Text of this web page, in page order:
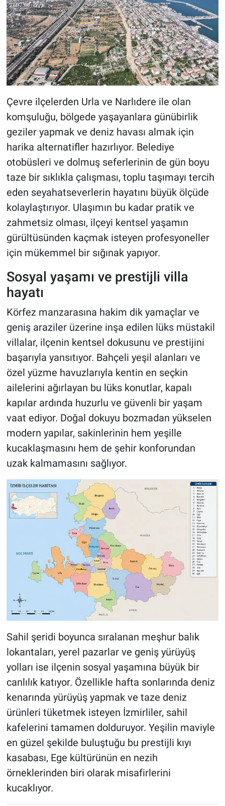
Çevre ilçelerden Urla ve Narlıdere ile olan
komşuluğu, bölgede yaşayanlara günübirlik
geziler yapmak ve deniz havası almak için
harika alternatifler hazırlıyor. Belediye
otobüsleri ve dolmuş seferlerinin de gün boyu
taze bir sıklıkla çalışması, toplu taşımayı tercih
eden seyahatseverlerin hayatını büyük ölçüde
kolaylaştırıyor. Ulaşımın bu kadar pratik ve
zahmetsiz olması, ilçeyi kentsel yaşamın
gürültüsünden kaçmak isteyen profesyoneller
için mükemmel bir sığınak yapıyor.
Sosyal yaşamı ve prestijli villa
hayatı
Körfez manzarasına hakim dik yamaçlar ve
geniş araziler üzerine inşa edilen lüks müstakil
villalar, ilçenin kentsel dokusunu ve prestijini
başarıyla yansıtıyor. Bahçeli yeşil alanları ve
özel yüzme havuzlarıyla kentin en seçkin
ailelerini ağırlayan bu lüks konutlar, kapalı
kapılar ardında huzurlu ve güvenli bir yaşam
vaat ediyor. Doğal dokuyu bozmadan yükselen
modern yapılar, sakinlerinin hem yeşille
kucaklaşmasını hem de şehir konforundan
uzak kalmamasını sağlıyor.
Sahil şeridi boyunca sıralanan meşhur balık
lokantaları, yerel pazarlar ve geniş yürüyüş
yolları ise ilçenin sosyal yaşamına büyük bir
canlılık katıyor. Özellikle hafta sonlarında deniz
kenarında yürüyüş yapmak ve taze deniz
ürünleri tüketmek isteyen İzmirliler, sahil
kafelerini tamamen dolduruyor. Yeşilin maviyle
en güzel şekilde buluştuğu bu prestijli kıyı
kasabası, Ege kültürünün en nezih
örneklerinden biri olarak misafirlerini
kucaklıyor.